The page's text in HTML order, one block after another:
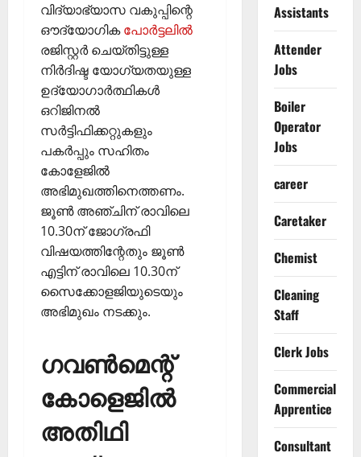
വിദ്യാഭ്യാസ വകുപ്പിന്റെ
ഔദ്യോഗികപോര്‍ട്ടലില്‍
രജിസ്റ്റര്‍ ചെയ്തിട്ടുള്ള
നിര്‍ദിഷ്ട യോഗ്യതയുള്ള
ഉദ്യോഗാര്‍ത്ഥികള്‍
ഒറിജിനല്‍
സര്‍ട്ടിഫിക്കറ്റുകളും
പകര്‍പ്പും സഹിതം
കോളേജില്‍
അഭിമുഖത്തിനെത്തണം.
ജൂണ്‍ അഞ്ചിന് രാവിലെ
10.30ന് ജോഗ്രഫി
വിഷയത്തിന്റേതും ജൂണ്‍
എട്ടിന് രാവിലെ 10.30ന്
സൈക്കോളജിയുടെയും
അഭിമുഖം നടക്കും.
ഗവണ്‍മെന്റ്
കോളെജില്‍
അതിഥി
Assistants
Attender
Jobs
Boiler
Operator
Jobs
career
Caretaker
Chemist
Cleaning
Staff
Clerk Jobs
Commercial
Apprentice
Consultant